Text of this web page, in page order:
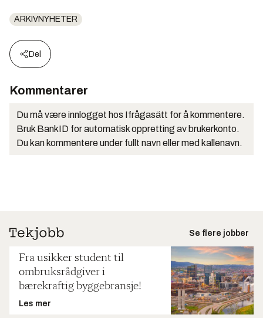
ARKIVNYHETER
Del
Kommentarer
Du må være innlogget hos Ifrågasätt for å kommentere.
Bruk BankID for automatisk oppretting av brukerkonto.
Du kan kommentere under fullt navn eller med kallenavn.
Se flere jobber
Fra usikker student til
ombruksrådgiver i
bærekraftig byggebransje!
Les mer